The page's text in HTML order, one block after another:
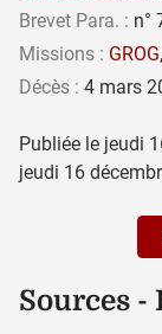
Brevet Para. : n°
Missions : GROG,
Décès : 4 mars
Publiée le jeudi
jeudi 16
Sources -